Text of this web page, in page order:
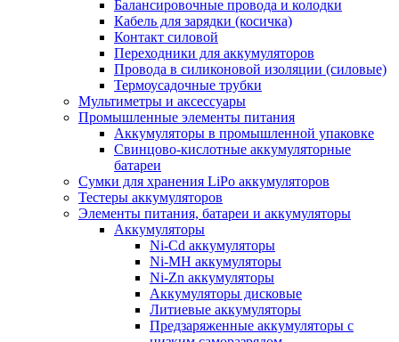
Балансировочные провода и колодки
Кабель для зарядки (косичка)
Контакт силовой
Переходники для аккумуляторов
Провода в силиконовой изоляции (силовые)
Термоусадочные трубки
Мультиметры и аксессуары
Промышленные элементы питания
Аккумуляторы в промышленной упаковке
Свинцово-кислотные аккумуляторные
батареи
Сумки для хранения LiPo аккумуляторов
Тестеры аккумуляторов
Элементы питания, батареи и аккумуляторы
Аккумуляторы
Ni-Cd аккумуляторы
Ni-MH аккумуляторы
Ni-Zn аккумуляторы
Аккумуляторы дисковые
Литиевые аккумуляторы
Предзаряженные аккумуляторы с